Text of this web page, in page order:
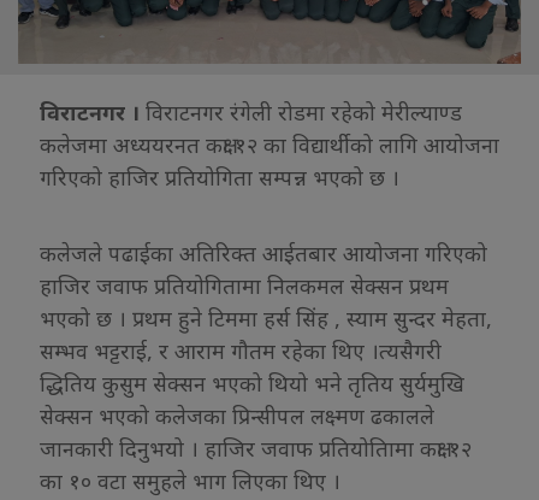
विराटनगर । विराटनगर रंगेली रोडमा रहेको मेरील्याण्ड
कलेजमा अध्ययरनत कक्षा १२ का विद्यार्थीको लागि आयोजना
गरिएको हाजिर प्रतियोगिता सम्पन्न भएको छ ।
कलेजले पढाईका अतिरिक्त आईतबार आयोजना गरिएको
हाजिर जवाफ प्रतियोगितामा निलकमल सेक्सन प्रथम
भएको छ । प्रथम हुने टिममा हर्स सिंह , स्याम सुन्दर मेहता,
सम्भव भट्टराई, र आराम गौतम रहेका थिए ।त्यसैगरी
द्धितिय कुसुम सेक्सन भएको थियो भने तृतिय सुर्यमुखि
सेक्सन भएको कलेजका प्रिन्सीपल लक्ष्मण ढकालले
जानकारी दिनुभयो । हाजिर जवाफ प्रतियोतिामा कक्षा १२
का १० वटा समुहले भाग लिएका थिए ।